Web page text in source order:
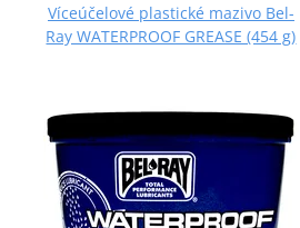
Víceúčelové plastické mazivo Bel-
Ray WATERPROOF GREASE (454 g)